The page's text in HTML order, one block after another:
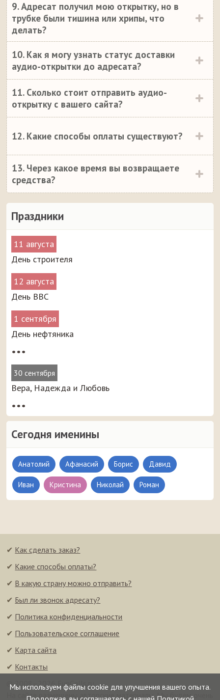
Праздники
11 августа
День строителя
12 августа
День ВВС
1 сентября
День нефтяника
•••
30 сентября
Вера, Надежда и Любовь
•••
Сегодня именины
Анатолий Афанасий Борис Давид
Иван Кристина Николай Роман
9. Адресат получил мою открытку, но в
трубке были тишина или хрипы, что
делать?
10. Как я могу узнать статус доставки
аудио-открытки до адресата?
11. Сколько стоит отправить аудио-
открытку с вашего сайта?
12. Какие способы оплаты существуют?
13. Через какое время вы возвращаете
средства?
Мы используем файлы cookie для улучшения вашего опыта.
✔ Как сделать заказ?
✔ Какие способы оплаты?
✔ В какую страну можно отправить?
✔ Был ли звонок адресату?
✔ Политика конфиденциальности
✔ Пользовательское соглашение
✔ Карта сайта
✔ Контакты
© 2008–2026 FunCalls.ru
На сайте размещены авторские материалы. Мы будем очень